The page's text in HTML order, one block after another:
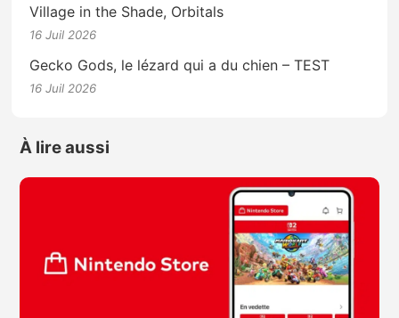
Village in the Shade, Orbitals
16 Juil 2026
Gecko Gods, le lézard qui a du chien – TEST
16 Juil 2026
À lire aussi